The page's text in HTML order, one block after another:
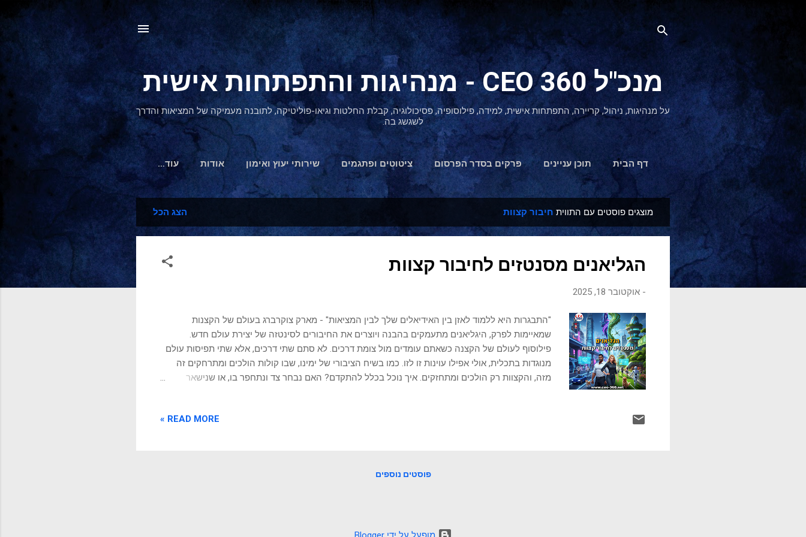
דילוג לתוכן הראשי
מנכ"ל 360 CEO - מנהיגות והתפתחות אישית
על מנהיגות, ניהול, קריירה, התפתחות אישית, למידה, פילוסופיה, פסיכולוגיה, קבלת החלטות וגיאו-פוליטיקה, לתובנה מעמיקה של המציאות והדרך
לשגשג בה.
דף הבית תוכן עניינים פרקים בסדר הפרסום ציטוטים ופתגמים שירותי יעוץ ואימון אודות ‏עוד…
הצהרת נגישות
ש
מוצגים פוסטים עם התווית חיבור קצוות הצג הכל
הגליאנים מסנטזים לחיבור קצוות
- אוקטובר 18, 2025
"התבגרות היא ללמוד לאזן בין האידיאלים שלך לבין המציאות" - מארק צוקרברג בעולם של הקצנות
שמאיימות לפרק, היגליאנים מתעמקים בהבנה ויוצרים את החיבורים לסינטזה של יצירת עולם חדש.
פילוסוף לעולם של הקצנה כשאתם עומדים מול צומת דרכים. לא סתם שתי דרכים, אלא שתי תפיסות עולם
מנוגדות בתכלית, אולי אפילו עוינות זו לזו. כמו בשיח הציבורי של ימינו, שבו קולות הולכים ומתרחקים זה
מזה, והקצוות רק הולכים ומתחזקים. איך נוכל בכלל להתקדם? האם נבחר צד ונתחפר בו, או שנישאר
הדיאלקטיקה היא הבנה שרעיונות, מצבים ואירועים מתפתחים דרך תהליך של בחינת תזה (רעיון קיים),
READ MORE »
פוסטים נוספים